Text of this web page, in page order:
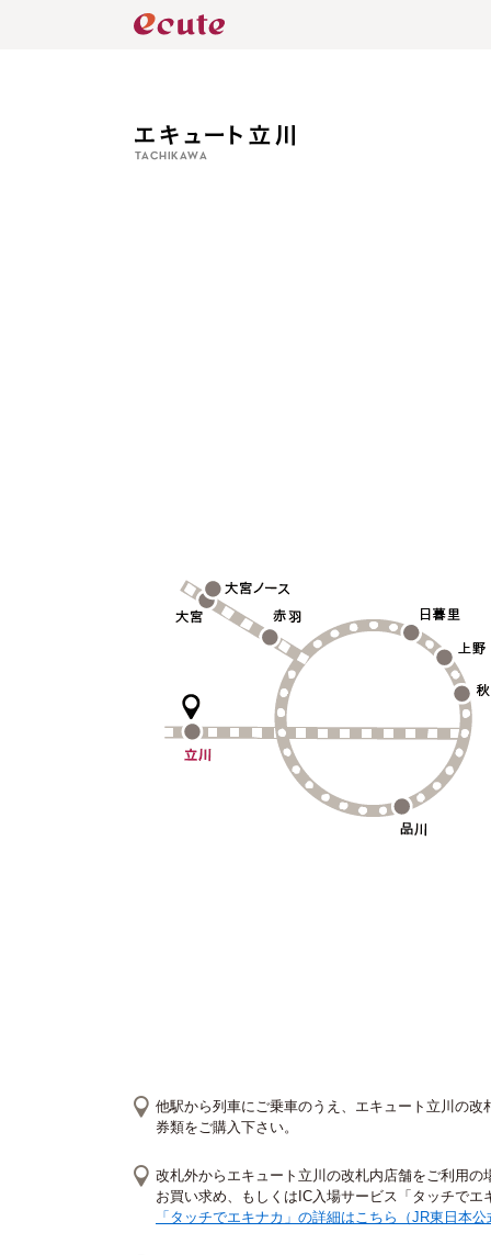
他駅から列車にご乗車のうえ、エキュート立川の
券類をご購入下さい。
改札外からエキュート立川の改札内店舗をご利用
お買い求め、もしくはIC入場サービス「タッチでエ
「タッチでエキナカ」の詳細はこちら（JR東日本